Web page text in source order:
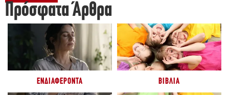
Πρόσφατα Άρθρα
ΕΝΔΙΑΦΈΡΟΝΤΑ ΒΙΒΛΊΑ